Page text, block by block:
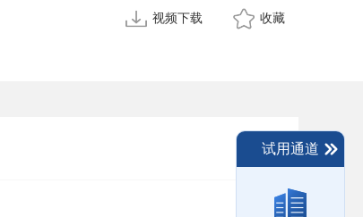
视频下载 收藏
试用通道